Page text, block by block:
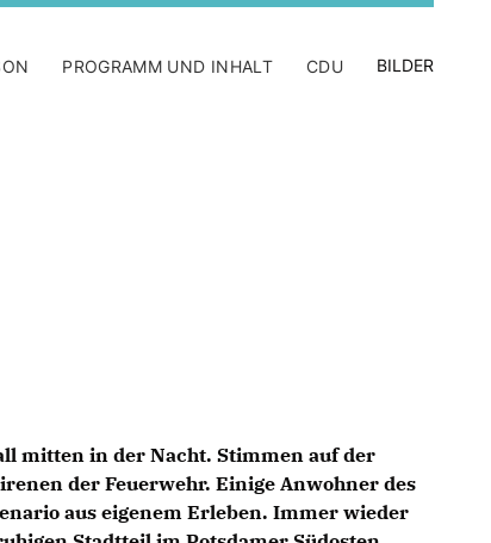
PROGRAMM UND INHALT CDU BILDER
mitten in der Nacht. Stimmen auf der
der Feuerwehr. Einige Anwohner des
aus eigenem Erleben. Immer wieder